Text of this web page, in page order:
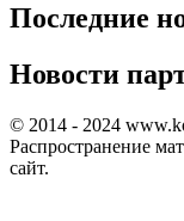
Последние
Новости
© 2014 - 2024
Распространение
сайт.